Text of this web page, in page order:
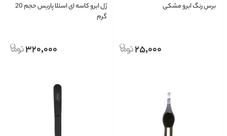
برس رنگ ابرو مشکی
25,000
ژل ابرو کاسه ای استلا پاریس حجم 20
گرم
320,000